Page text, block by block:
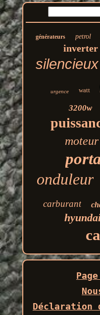
générateurs petrol
inverter
silencieux
urgence watt
3200w
moteur
onduleur
carburant